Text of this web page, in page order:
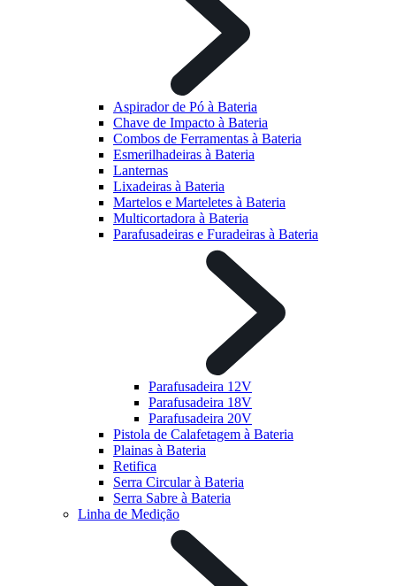
Aspirador de Pó à Bateria
Chave de Impacto à Bateria
Combos de Ferramentas à Bateria
Esmerilhadeiras à Bateria
Lanternas
Lixadeiras à Bateria
Martelos e Marteletes à Bateria
Multicortadora à Bateria
Parafusadeiras e Furadeiras à Bateria
Parafusadeira 12V
Parafusadeira 18V
Parafusadeira 20V
Pistola de Calafetagem à Bateria
Plainas à Bateria
Retifica
Serra Circular à Bateria
Serra Sabre à Bateria
Linha de Medição